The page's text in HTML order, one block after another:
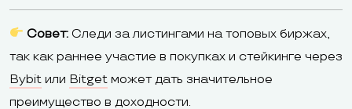
Совет: Следи за листингами на топовых биржах,
так как раннее участие в покупках и стейкинге через
Bybit или Bitget может дать значительное
преимущество в доходности.